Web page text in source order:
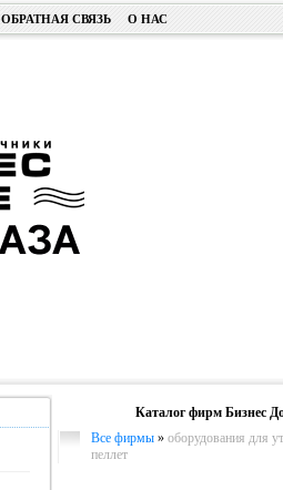
ОБРАТНАЯ СВЯЗЬ О НАС
Каталог фирм Бизнес
Все фирмы » оборудования для
пеллет